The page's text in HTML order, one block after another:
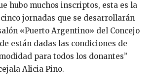
hubo muchos inscriptos, esta es la
jornadas que se desarrollarán
«Puerto Argentino» del Concejo
están dadas las condiciones de
para todos los donantes”
Alicia Pino.